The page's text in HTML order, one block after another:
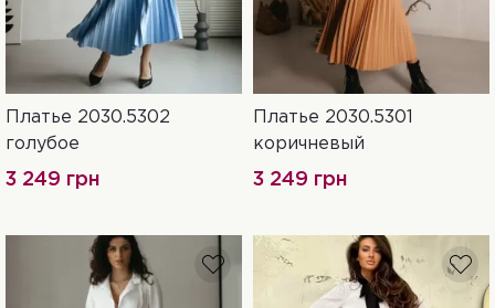
XXL-3XL L-XL
Платье 2030.5302
голубое
3 249 грн
L-XL XXL-3XL
Платье 2030.5301
коричневый
3 249 грн